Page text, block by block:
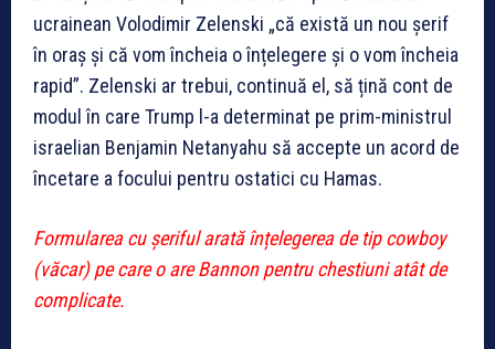
ucrainean Volodimir Zelenski „că există un nou șerif
în oraș și că vom încheia o înțelegere și o vom încheia
rapid”. Zelenski ar trebui, continuă el, să țină cont de
modul în care Trump l-a determinat pe prim-ministrul
israelian Benjamin Netanyahu să accepte un acord de
încetare a focului pentru ostatici cu Hamas.
Formularea cu șeriful arată înțelegerea de tip cowboy
(văcar) pe care o are Bannon pentru chestiuni atât de
complicate.